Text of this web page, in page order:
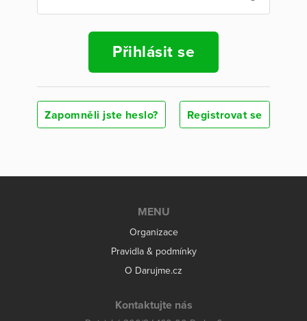
Přihlásit se
Zapomněli jste heslo? Registrovat se
MENU
Organizace
Pravidla & podmínky
O Darujme.cz
Kontaktujte nás